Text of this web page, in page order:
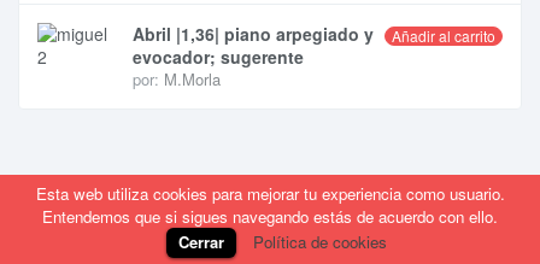
Añadir al carrito
Abril |1,36| piano arpegiado y
evocador; sugerente
por: M.Morla
Esta web utiliza cookies para mejorar tu experiencia como usuario.
Entendemos que si sigues navegando estás de acuerdo con ello.
Cerrar
Política de cookies